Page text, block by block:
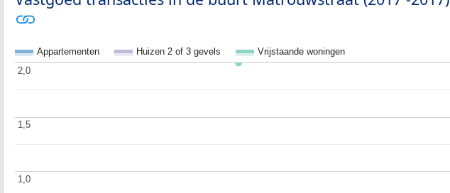
Appartementen Huizen 2 of 3 gevels Vrijstaande woningen
1,0
1,0
1,5
1,5
2,0
2,0